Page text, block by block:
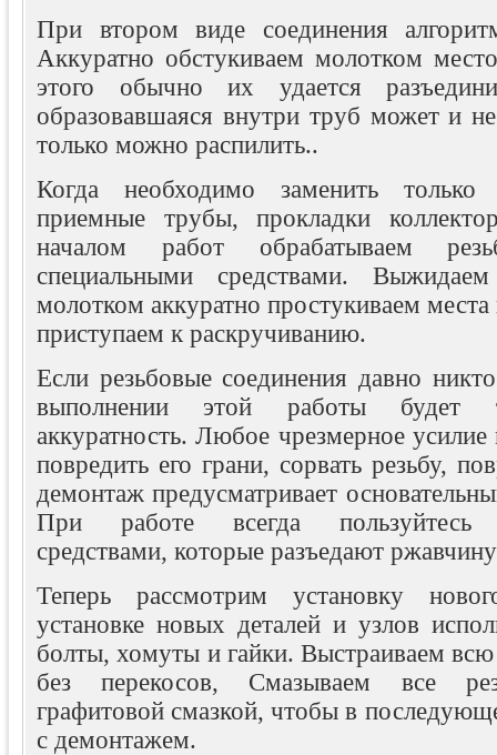
При втором виде соединения
Аккуратно обстукиваем молотком
этого обычно их удается
образовавшаяся внутри труб может и
только можно распилить..
Когда необходимо заменить только
приемные трубы, прокладки
началом работ обрабатываем
специальными средствами.
молотком аккуратно простукиваем
приступаем к раскручиванию.
Если резьбовые соединения давно
выполнении этой работы будет
аккуратность. Любое чрезмерное
повредить его грани, сорвать резьбу,
демонтаж предусматривает
При работе всегда пользуйтесь
средствами, которые разъедают
Теперь рассмотрим установку
установке новых деталей и узлов
болты, хомуты и гайки. Выстраиваем
без перекосов, Смазываем все
графитовой смазкой, чтобы в
с демонтажем.